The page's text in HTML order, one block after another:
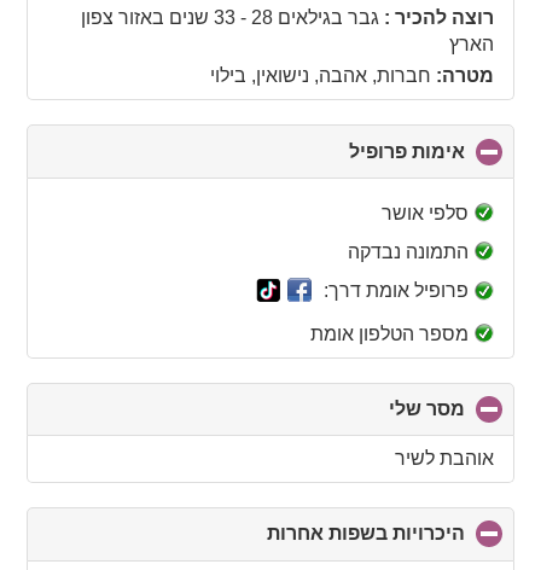
collapseרוצה להכיר : גבר בגילאים 28 - 33 שנים באזור צפון
הארץ
מטרה: חברות, אהבה, נישואין, בילוי
אימות פרופיל
to
סלפי אושר
התמונה נבדקה
פרופיל אומת דרך:
מספר הטלפון אומת
מסר שלי
to
contents
אוהבת לשיר
היכרויות בשפות אחרות
to